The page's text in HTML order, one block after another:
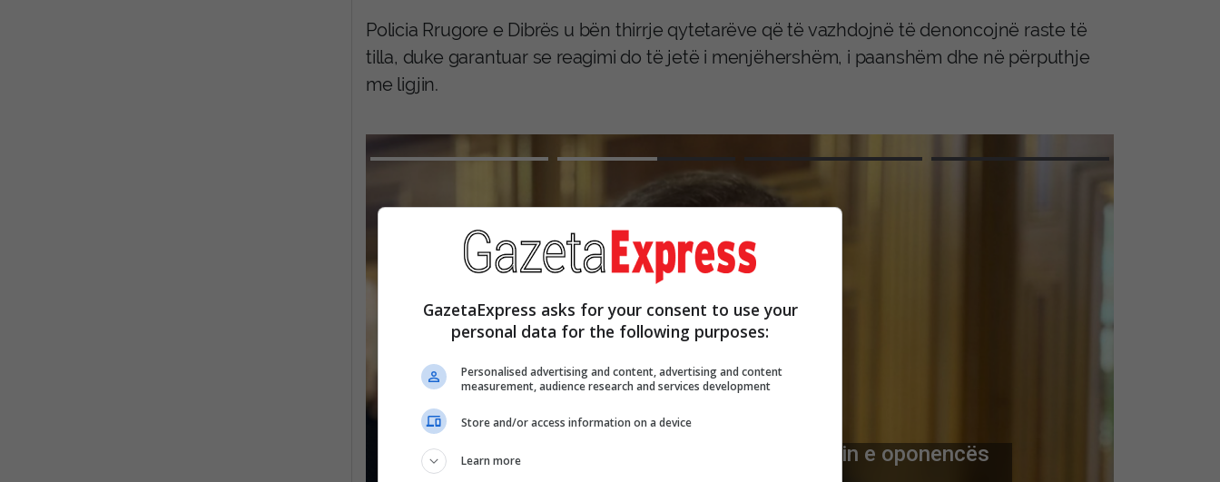
Policia Rrugore e Dibrës u bën thirrje qytetarëve që të vazhdojnë të denoncojnë raste të
tilla, duke garantuar se reagimi do të jetë i menjëhershëm, i paanshëm dhe në përputhje
me ligjin.
Abazi: Kurti ka për qëllim shkatërrimin e oponencës
GazetaExpress asks for your consent to use your
personal data for the following purposes:
Personalised advertising and content, advertising and content
measurement, audience research and services development
Store and/or access information on a device
Learn more